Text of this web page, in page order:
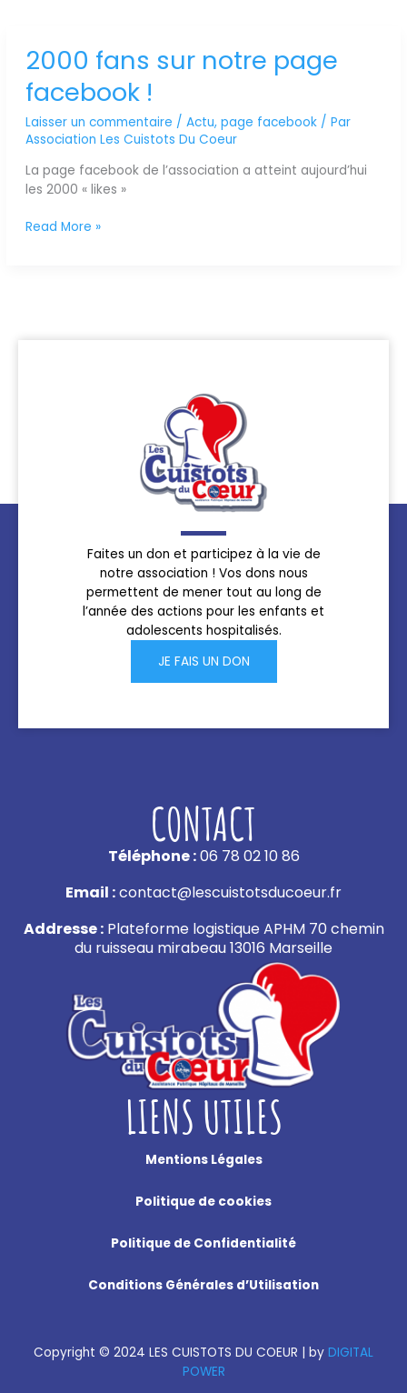
2000 fans sur notre page
facebook !
Laisser un commentaire / Actu, page facebook/ Par
Association Les Cuistots Du Coeur
La page facebook de l’association a atteint aujourd’hui
les 2000 « likes »
2000
fans
sur
page
facebook
!
Read More »
Faites un don et participez à la vie de
notre association ! Vos dons nous
permettent de mener tout au long de
l’année des actions pour les enfants et
adolescents hospitalisés.
JE FAIS UN DON
CONTACT
Téléphone :06 78 02 10 86
Email :contact@lescuistotsducoeur.fr
Addresse :Plateforme logistique APHM 70 chemin
du ruisseau mirabeau 13016 Marseille
LIENS UTILES
Mentions Légales
Politique de cookies
Politique de Confidentialité
Conditions Générales d’Utilisation
Copyright © 2024 LES CUISTOTS DU COEUR | by DIGITAL
POWER